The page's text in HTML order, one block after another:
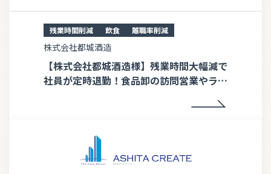
残業時間削減 飲食 離職率削減
株式会社都城酒造
【株式会社都城酒造様】残業時間大幅減で
社員が定時退勤！食品卸の訪問営業やラウ